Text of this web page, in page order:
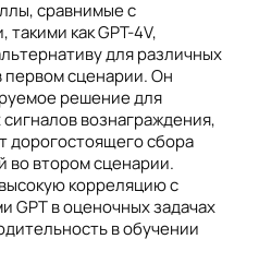
сравнимые с
как GPT-4V,
для различных
первом сценарии. Он
решение для
вознаграждения,
дорогостоящего сбора
во втором сценарии.
корреляцию с
GPT в оценочных задачах
в обучении